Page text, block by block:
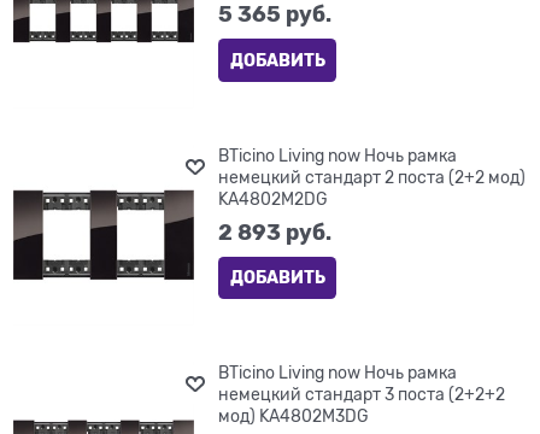
5 365 руб.
ДОБАВИТЬ
BTicino Living now Ночь рамка
немецкий стандарт 2 поста (2+2 мод)
KA4802M2DG
2 893 руб.
ДОБАВИТЬ
BTicino Living now Ночь рамка
немецкий стандарт 3 поста (2+2+2
мод) KA4802M3DG